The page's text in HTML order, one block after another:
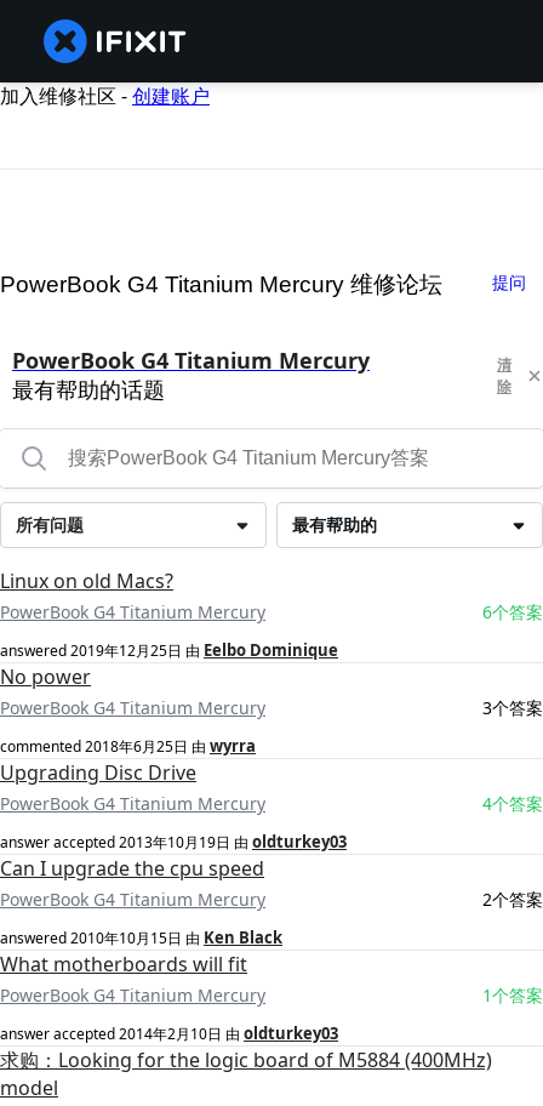
加入维修社区 -创建账户
PowerBook G4 Titanium Mercury 维修论坛 提问
PowerBook G4 Titanium Mercury
最有帮助的话题
清
除
最有帮助的
所有问题
Linux on old Macs?
PowerBook G4 Titanium Mercury 6个答案
answered2019年12月25日 由 Eelbo Dominique
No power
PowerBook G4 Titanium Mercury 3个答案
commented2018年6月25日 由 wyrra
Upgrading Disc Drive
PowerBook G4 Titanium Mercury 4个答案
answer accepted2013年10月19日 由 oldturkey03
Can I upgrade the cpu speed
PowerBook G4 Titanium Mercury 2个答案
answered2010年10月15日 由 Ken Black
What motherboards will fit
PowerBook G4 Titanium Mercury 1个答案
answer accepted2014年2月10日 由 oldturkey03
求购：Looking for the logic board of M5884 (400MHz)
model